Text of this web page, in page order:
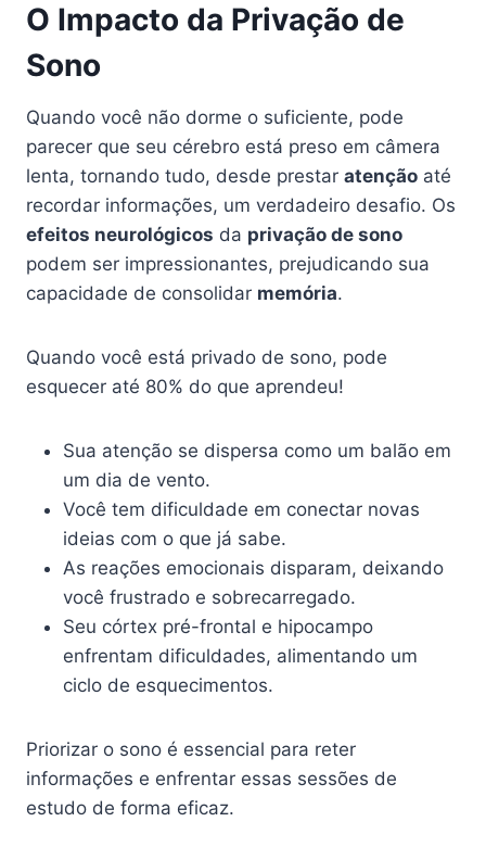
O Impacto da Privação de
Sono
Quando você não dorme o suficiente, pode
parecer que seu cérebro está preso em câmera
lenta, tornando tudo, desde prestar atenção até
recordar informações, um verdadeiro desafio. Os
efeitos neurológicos da privação de sono
podem ser impressionantes, prejudicando sua
capacidade de consolidar memória.
Quando você está privado de sono, pode
esquecer até 80% do que aprendeu!
Sua atenção se dispersa como um balão em
um dia de vento.
Você tem dificuldade em conectar novas
ideias com o que já sabe.
As reações emocionais disparam, deixando
você frustrado e sobrecarregado.
Seu córtex pré-frontal e hipocampo
enfrentam dificuldades, alimentando um
ciclo de esquecimentos.
Priorizar o sono é essencial para reter
informações e enfrentar essas sessões de
estudo de forma eficaz.